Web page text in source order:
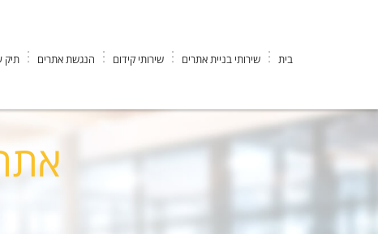
בית שירותי בניית אתרים שירותי קידום הנגשת אתרים תיק